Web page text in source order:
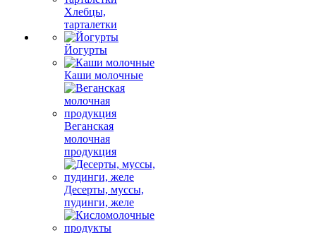
Хлебцы,
тарталетки
Йогурты
Каши молочные
Веганская
молочная
продукция
Десерты, муссы,
пудинги, желе